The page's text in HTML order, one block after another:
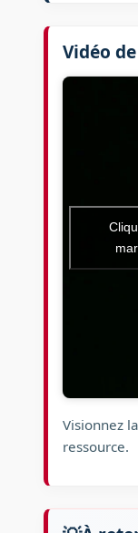
Vidéo
Visionnez
ressource.